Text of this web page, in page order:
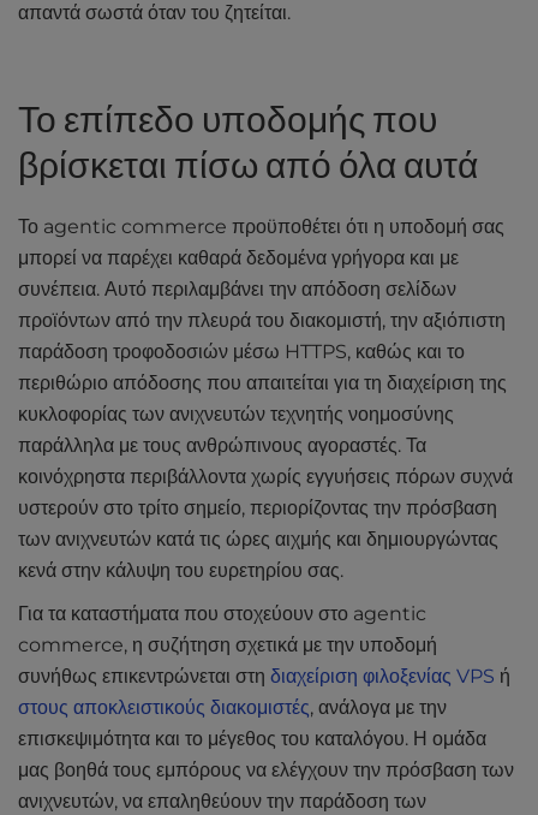
απαντά σωστά όταν του ζητείται.
Το επίπεδο υποδομής που
βρίσκεται πίσω από όλα αυτά
Το agentic commerce προϋποθέτει ότι η υποδομή σας
μπορεί να παρέχει καθαρά δεδομένα γρήγορα και με
συνέπεια. Αυτό περιλαμβάνει την απόδοση σελίδων
προϊόντων από την πλευρά του διακομιστή, την αξιόπιστη
παράδοση τροφοδοσιών μέσω HTTPS, καθώς και το
περιθώριο απόδοσης που απαιτείται για τη διαχείριση της
κυκλοφορίας των ανιχνευτών τεχνητής νοημοσύνης
παράλληλα με τους ανθρώπινους αγοραστές. Τα
κοινόχρηστα περιβάλλοντα χωρίς εγγυήσεις πόρων συχνά
υστερούν στο τρίτο σημείο, περιορίζοντας την πρόσβαση
των ανιχνευτών κατά τις ώρες αιχμής και δημιουργώντας
κενά στην κάλυψη του ευρετηρίου σας.
Για τα καταστήματα που στοχεύουν στο agentic
commerce, η συζήτηση σχετικά με την υποδομή
συνήθως επικεντρώνεται στη διαχείριση φιλοξενίας VPS ή
στους αποκλειστικούς διακομιστές, ανάλογα με την
επισκεψιμότητα και το μέγεθος του καταλόγου. Η ομάδα
μας βοηθά τους εμπόρους να ελέγχουν την πρόσβαση των
ανιχνευτών, να επαληθεύουν την παράδοση των